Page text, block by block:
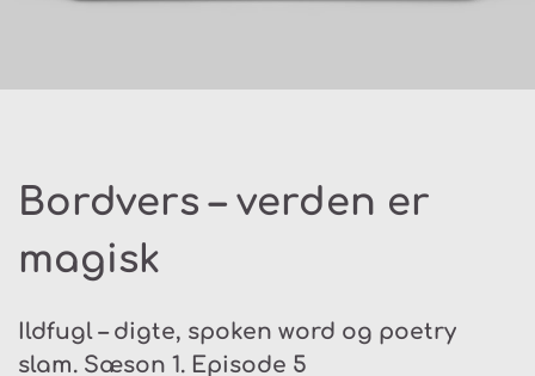
Bordvers – verden er
magisk
Ildfugl – digte, spoken word og poetry
slam. Sæson 1. Episode 5